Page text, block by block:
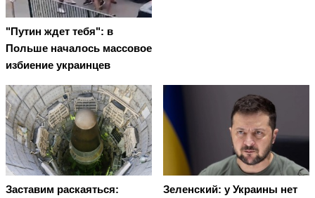
"Путин ждет тебя": в
Польше началось массовое
избиение украинцев
Заставим раскаяться:
Зеленский: у Украины нет